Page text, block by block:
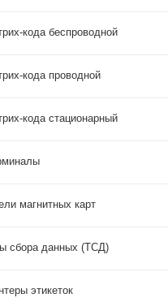
кода беспроводной
кода проводной
кода стационарный
магнитных карт
сбора данных (ТСД)
этикеток